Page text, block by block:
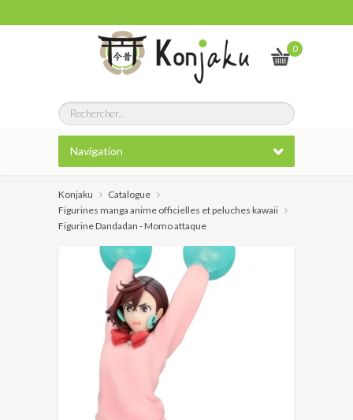
0
Navigation
Konjaku
Catalogue
Figurines manga anime officielles et peluches kawaii
Figurine Dandadan - Momo attaque